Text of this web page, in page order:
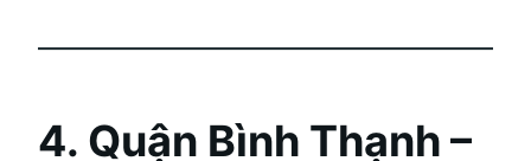
4. Quận Bình Thạnh –